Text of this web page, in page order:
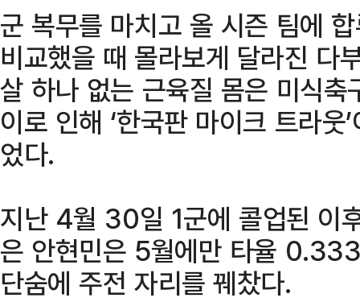
군 복무를 마치고 올 시즌 팀에
비교했을 때 몰라보게 달라진 다
살 하나 없는 근육질 몸은 미식
이로 인해 ‘한국판 마이크 트라
었다.
지난 4월 30일 1군에 콜업된 이
은 안현민은 5월에만 타율
단숨에 주전 자리를 꿰찼다.